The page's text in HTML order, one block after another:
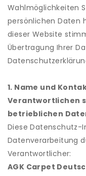
Wahlmöglichkeiten
persönlichen Daten
dieser Website
Übertragung Ihrer
1. Name und
Verantwortlichen
betrieblichen
Diese
Datenverarbeitung
Verantwortlicher:
AGK Carpet